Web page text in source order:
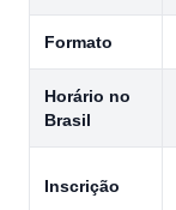
Formato
Horário no
Brasil
Inscrição